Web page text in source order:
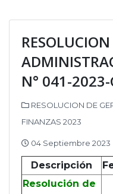
N° 041-2023-
RESOLUCION DE
FINANZAS 2023
04 Septiembre 2023
Descripción
Resolución de